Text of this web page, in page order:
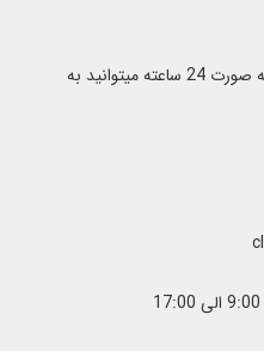
در صورت ایراد یا اشغال خطوط به صورت 24 ساعته میتوانید به